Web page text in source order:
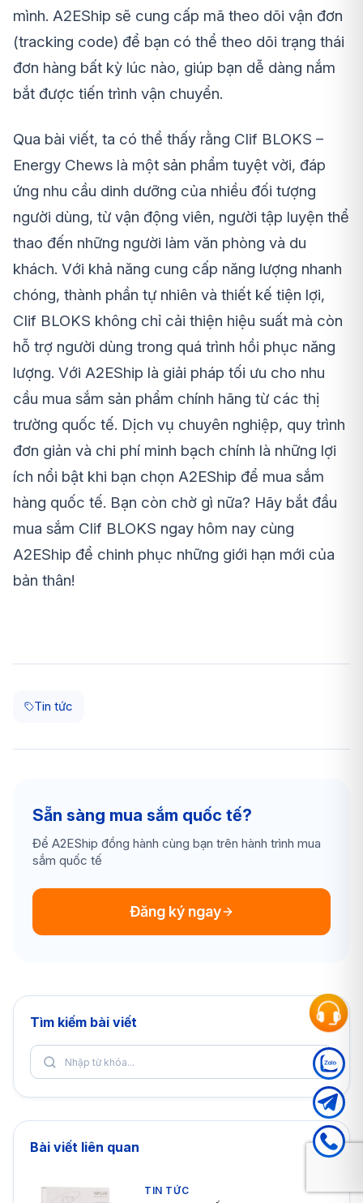
mình. A2EShip sẽ cung cấp mã theo dõi vận đơn
(tracking code) để bạn có thể theo dõi trạng thái
đơn hàng bất kỳ lúc nào, giúp bạn dễ dàng nắm
bắt được tiến trình vận chuyển.
Qua bài viết, ta có thể thấy rằng Clif BLOKS –
Energy Chews là một sản phẩm tuyệt vời, đáp
ứng nhu cầu dinh dưỡng của nhiều đối tượng
người dùng, từ vận động viên, người tập luyện thể
thao đến những người làm văn phòng và du
khách. Với khả năng cung cấp năng lượng nhanh
chóng, thành phần tự nhiên và thiết kế tiện lợi,
Clif BLOKS không chỉ cải thiện hiệu suất mà còn
hỗ trợ người dùng trong quá trình hồi phục năng
lượng. Với A2EShip là giải pháp tối ưu cho nhu
cầu mua sắm sản phẩm chính hãng từ các thị
trường quốc tế. Dịch vụ chuyên nghiệp, quy trình
đơn giản và chi phí minh bạch chính là những lợi
ích nổi bật khi bạn chọn A2EShip để mua sắm
hàng quốc tế. Bạn còn chờ gì nữa? Hãy bắt đầu
mua sắm Clif BLOKS ngay hôm nay cùng
A2EShip để chinh phục những giới hạn mới của
bản thân!
Tin tức
Sẵn sàng mua sắm quốc tế?
Để A2EShip đồng hành cùng bạn trên hành trình mua
sắm quốc tế
Đăng ký ngay
Tìm kiếm bài viết
Bài viết liên quan
TIN TỨC